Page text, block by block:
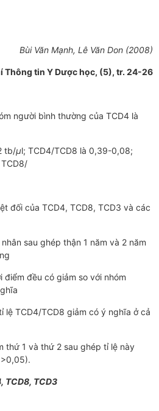
Bùi Văn Mạnh, Lê Văn Don (2008)
Thông tin Y Dược học, (5), tr. 24-26
người bình thường của TCD4 là
tb/μl; TCD4/TCD8 là 0,39-0,08;
đối của TCD4, TCD8, TCD3 và các
sau ghép thận 1 năm và 2 năm
điểm đều có giảm so với nhóm
TCD4/TCD8 giảm có ý nghĩa ở cả
thứ 1 và thứ 2 sau ghép tỉ lệ này
TCD8, TCD3